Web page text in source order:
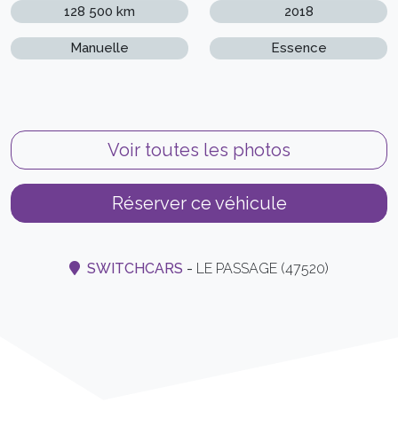
128 500 km 2018
Manuelle Essence
Voir toutes les photos
Réserver ce véhicule
SWITCHCARS - LE PASSAGE (47520)